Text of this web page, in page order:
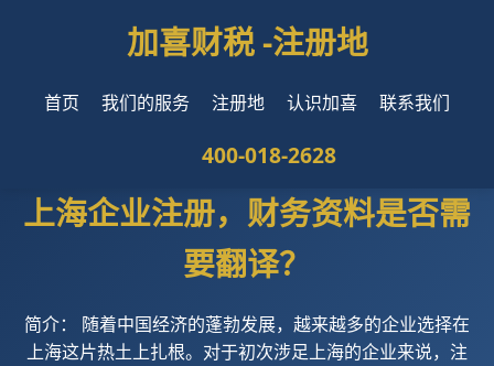
加喜财税 -注册地
首页 我们的服务 注册地 认识加喜 联系我们
400-018-2628
上海企业注册，财务资料是否需
要翻译？
简介： 随着中国经济的蓬勃发展，越来越多的企业选择在
上海这片热土上扎根。对于初次涉足上海的企业来说，注